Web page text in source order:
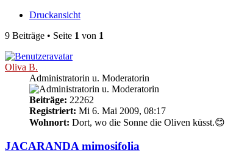
Druckansicht
9 Beiträge • Seite 1 von 1
Oliva B.
Administratorin u. Moderatorin
Beiträge: 22262
Registriert: Mi 6. Mai 2009, 08:17
Wohnort: Dort, wo die Sonne die Oliven küsst.😊
JACARANDA mimosifolia